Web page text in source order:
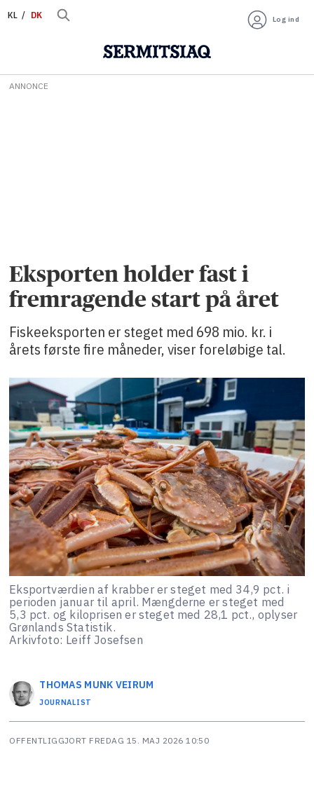
KL DK Log ind
ANNONCE
Eksporten holder fast i
fremragende start på året
Fiskeeksporten er steget med 698 mio. kr. i
årets første fire måneder, viser foreløbige tal.
Eksportværdien af krabber er steget med 34,9 pct. i
perioden januar til april. Mængderne er steget med
5,3 pct. og kiloprisen er steget med 28,1 pct., oplyser
Grønlands Statistik.
Arkivfoto: Leiff Josefsen
THOMAS MUNK VEIRUM
JOURNALIST
OFFENTLIGGJORT FREDAG 15. MAJ 2026 10:50